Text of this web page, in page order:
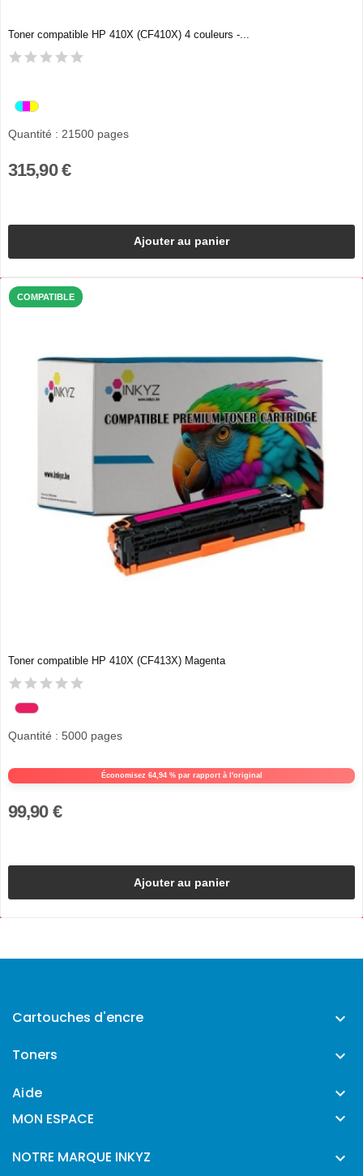
Toner compatible HP 410X (CF410X) 4 couleurs -...
Quantité : 21500 pages
315,90 €
Ajouter au panier
COMPATIBLE
Toner compatible HP 410X (CF413X) Magenta
Économisez 64,94 % par rapport à l'original
Quantité : 5000 pages
99,90 €
Ajouter au panier
Cartouches d'encre 
Toners 
Aide 
MON ESPACE 
NOTRE MARQUE INKYZ 